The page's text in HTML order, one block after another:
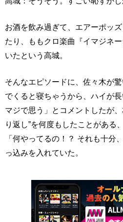
お酒を飲み過ぎて、エアーポッ
たり、ももクロ楽曲『イマジネ
いたという高城。
そんなエピソードに、佐々木が
でくると寝ちゃうから、ハイが
マジで思う」とコメントしたが
り返し”を何度もしたことがある
「何やってるの！？ それも十分
っ込みを入れていた。